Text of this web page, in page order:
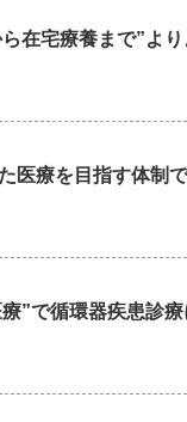
在宅療養まで”よ
医療を目指す体制
”で循環器疾患診